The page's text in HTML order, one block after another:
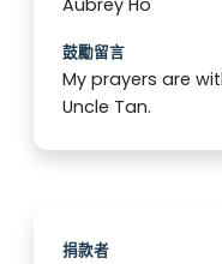
Aubrey Ho
鼓勵留言
My prayers are
Uncle Tan.
捐款者